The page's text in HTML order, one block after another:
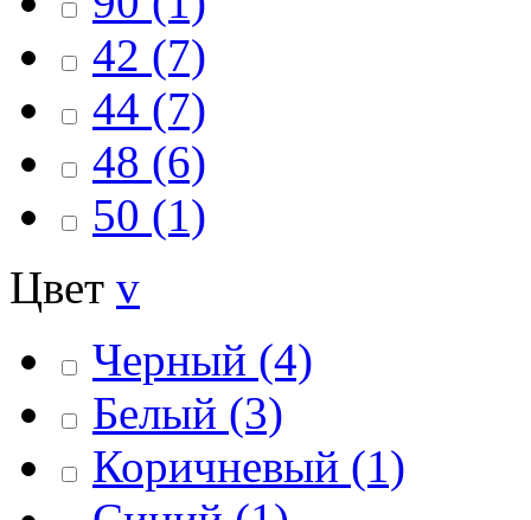
42 (7)
44 (7)
48 (6)
50 (1)
Цвет v
Черный (4)
Белый (3)
Коричневый (1)